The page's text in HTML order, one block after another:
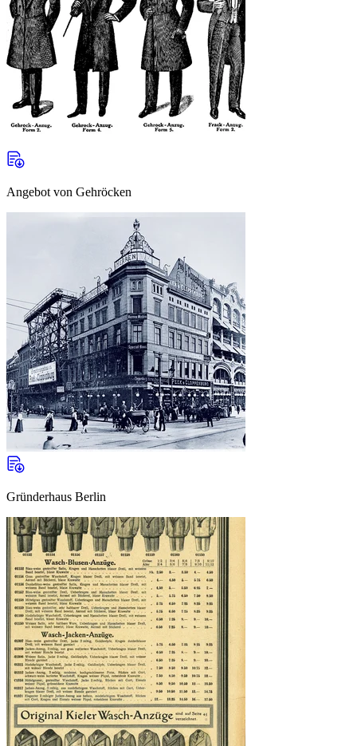
Angebot von Gehröcken
Gründerhaus Berlin